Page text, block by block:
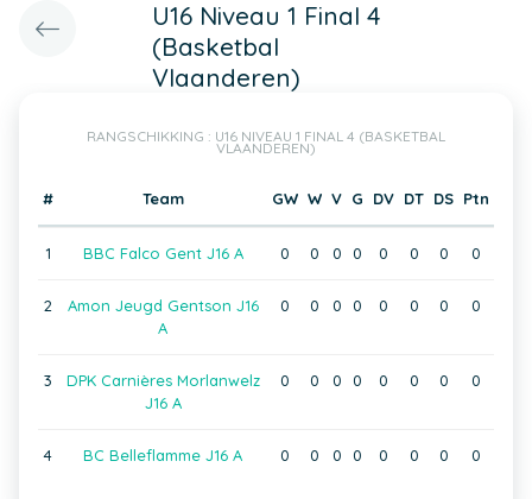
U16 Niveau 1 Final 4
(Basketbal
Vlaanderen)
RANGSCHIKKING : U16 NIVEAU 1 FINAL 4 (BASKETBAL
VLAANDEREN)
# Team GW W V G DV DT DS Ptn
1 BBC Falco Gent J16 A 0 0 0 0 0 0 0 0
2
Amon Jeugd Gentson J16
A
0 0 0 0 0 0 0 0
3
DPK Carnières Morlanwelz
J16 A
0 0 0 0 0 0 0 0
4 BC Belleflamme J16 A 0 0 0 0 0 0 0 0